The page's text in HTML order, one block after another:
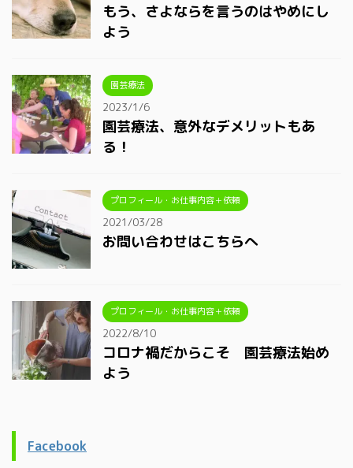
もう、さよならを言うのはやめにし
よう
園芸療法
2023/1/6
園芸療法、意外なデメリットもあ
る！
プロフィール・お仕事内容＋依頼
2021/03/28
お問い合わせはこちらへ
プロフィール・お仕事内容＋依頼
2022/8/10
コロナ禍だからこそ 園芸療法始め
よう
Facebook